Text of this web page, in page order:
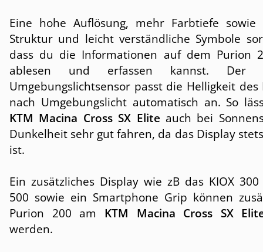
Eine hohe Auflösung, mehr Farbtiefe
Struktur und leicht verständliche Symbole
dass du die Informationen auf dem Purion
ablesen und erfassen kannst. Der
Umgebungslichtsensor passt die Helligkeit des
nach Umgebungslicht automatisch an. So
KTM Macina Cross SX Elite auch bei
Dunkelheit sehr gut fahren, da das Display
ist.
Ein zusätzliches Display wie zB das KIOX
500 sowie ein Smartphone Grip können
Purion 200 am KTM Macina Cross SX
werden.